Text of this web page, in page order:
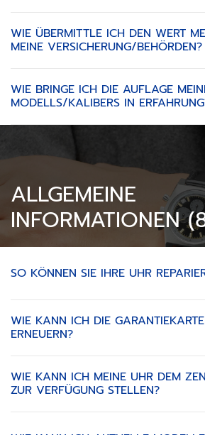
WIE ÜBERMITTLE ICH DEN WERT
MEINE VERSICHERUNG/BEHÖRDEN?
WIE BRINGE ICH DIE AUFLAGE
MODELLS/KALIBERS IN
ALLGEMEINE
INFORMATIONEN
SO KÖNNEN SIE IHRE UHR
WIE KANN ICH DIE
ERNEUERN?
WIE KANN ICH MEINE UHR DEM
ZUR VERFÜGUNG STELLEN?